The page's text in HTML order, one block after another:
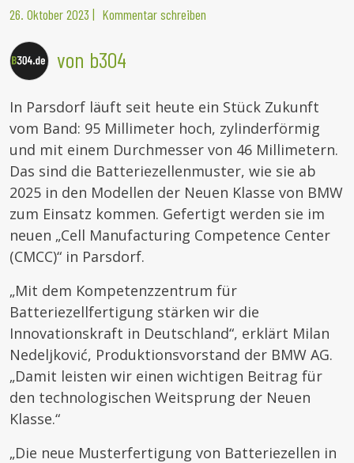
26. Oktober 2023 | Kommentar schreiben
von b304
In Parsdorf läuft seit heute ein Stück Zukunft
vom Band: 95 Millimeter hoch, zylinderförmig
und mit einem Durchmesser von 46 Millimetern.
Das sind die Batteriezellenmuster, wie sie ab
2025 in den Modellen der Neuen Klasse von BMW
zum Einsatz kommen. Gefertigt werden sie im
neuen „Cell Manufacturing Competence Center
(CMCC)“ in Parsdorf.
„Mit dem Kompetenzzentrum für
Batteriezellfertigung stärken wir die
Innovationskraft in Deutschland“, erklärt Milan
Nedeljković, Produktionsvorstand der BMW AG.
„Damit leisten wir einen wichtigen Beitrag für
den technologischen Weitsprung der Neuen
Klasse.“
„Die neue Musterfertigung von Batteriezellen in